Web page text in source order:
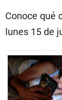
Conoce qué
lunes 15 de